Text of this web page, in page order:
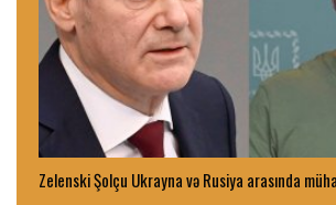
Zelenski Şolçu Ukrayna və Rusiya arasında